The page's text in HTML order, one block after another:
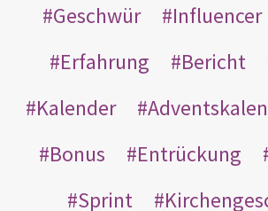
Geschwür
Influencer
Erfahrung
Bericht
Kalender
Bonus
Entrückung
Sprint